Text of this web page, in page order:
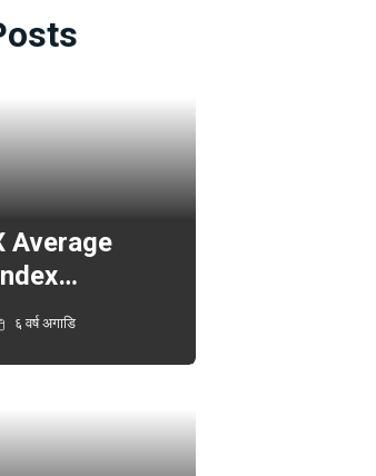
Average
६ वर्ष अगाडि